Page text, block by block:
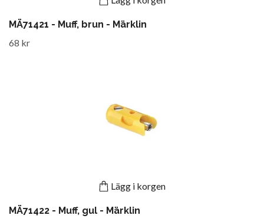
MÄ71421 - Muff, brun - Märklin
68 kr
Lägg i korgen
MÄ71422 - Muff, gul - Märklin